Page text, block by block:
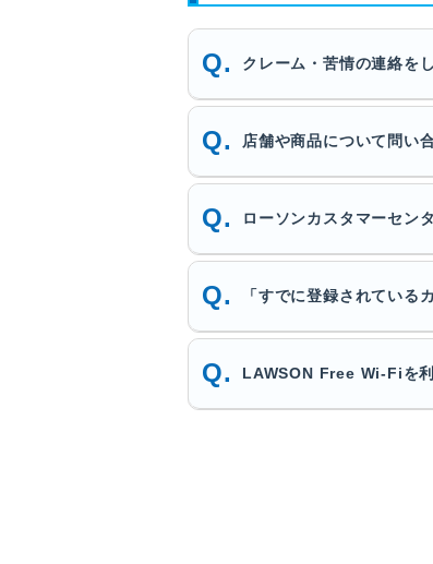
クレーム・苦情の連絡を
店舗や商品について問い
ローソンカスタマーセン
「すでに登録されている
LAWSON Free Wi-Fiを